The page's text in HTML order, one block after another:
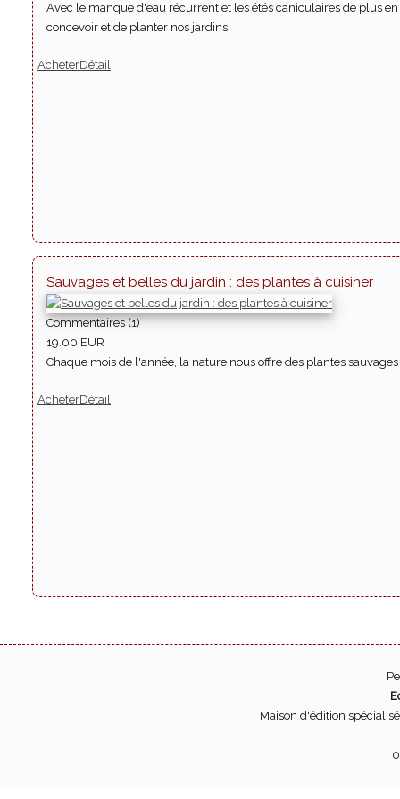
Avec le manque d'eau récurrent et les étés caniculaires de plus
concevoir et de planter nos jardins.
AcheterDétail
Sauvages et belles du jardin : des plantes à cuisiner
Commentaires (1)
19.00 EUR
Chaque mois de l'année, la nature nous offre des plantes
AcheterDétail
Maison d'édition